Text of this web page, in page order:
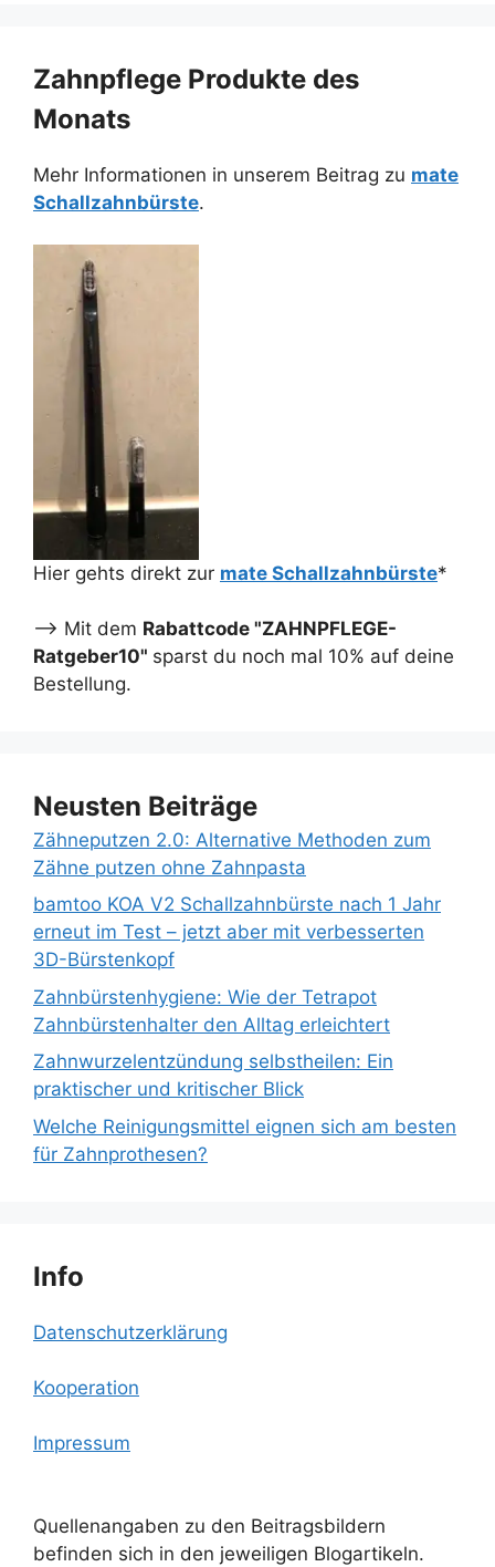
Zahnpflege Produkte des
Monats
Mehr Informationen in unserem Beitrag zu mate
Schallzahnbürste.
Hier gehts direkt zur mate Schallzahnbürste*
--> Mit dem Rabattcode "ZAHNPFLEGE-
Ratgeber10" sparst du noch mal 10% auf deine
Bestellung.
Neusten Beiträge
Zähneputzen 2.0: Alternative Methoden zum
Zähne putzen ohne Zahnpasta
bamtoo KOA V2 Schallzahnbürste nach 1 Jahr
erneut im Test – jetzt aber mit verbesserten
3D-Bürstenkopf
Zahnbürstenhygiene: Wie der Tetrapot
Zahnbürstenhalter den Alltag erleichtert
Zahnwurzelentzündung selbstheilen: Ein
praktischer und kritischer Blick
Welche Reinigungsmittel eignen sich am besten
für Zahnprothesen?
Info
Datenschutzerklärung
Kooperation
Impressum
Quellenangaben zu den Beitragsbildern
befinden sich in den jeweiligen Blogartikeln.